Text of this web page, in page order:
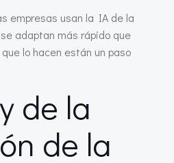
empresas usan la IA de la
adaptan más rápido que
lo hacen están un paso
de la
de la